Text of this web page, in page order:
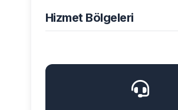
Hizmet Bölgeleri